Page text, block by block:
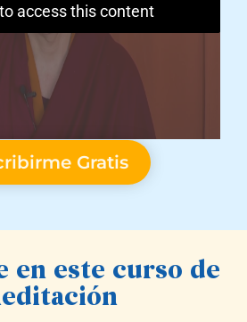
access this content
Gratis
en este curso de